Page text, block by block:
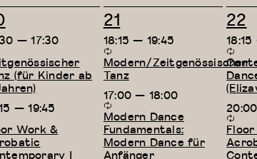
— 17:30
(für Kinder ab
— 19:45
Work &
I
2
Veranstaltungen,
21
18:15— 19:45
Modern/Zeitgenössischer
Tanz
17:00— 18:00
Modern Dance
Fundamentals:
Modern Dance für
Anfänger
2
22
18:15
20:00